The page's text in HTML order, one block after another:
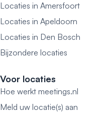
Locaties in Amersfoort
Locaties in Apeldoorn
Locaties in Den Bosch
Bijzondere locaties
Voor locaties
Hoe werkt meetings.nl
Meld uw locatie(s) aan